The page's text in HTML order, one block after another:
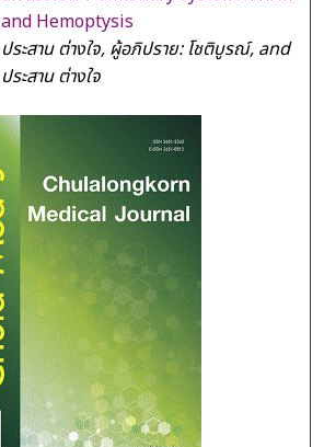
and Hemoptysis
ประสาน ต่างใจ, ผู้อภิปราย: โชติบูรณ์, and
ประสาน ต่างใจ